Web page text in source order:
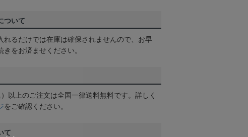
ついて
れるだけでは在庫は確保されませんので、お早
きをお済ませください。
以上のご注文は全国一律送料無料です。詳しく
をご確認ください。
て